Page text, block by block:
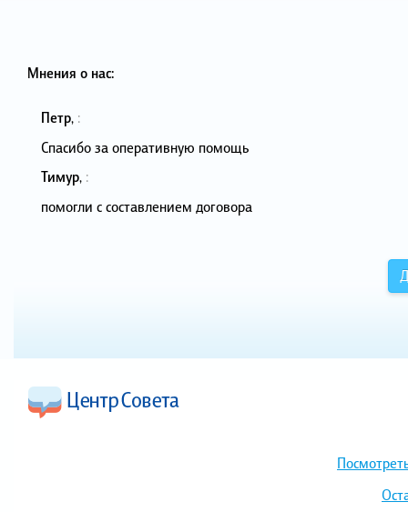
Мнения о нас:
Петр, :
Спасибо за оперативную помощь
Тимур, :
помогли с составлением договора